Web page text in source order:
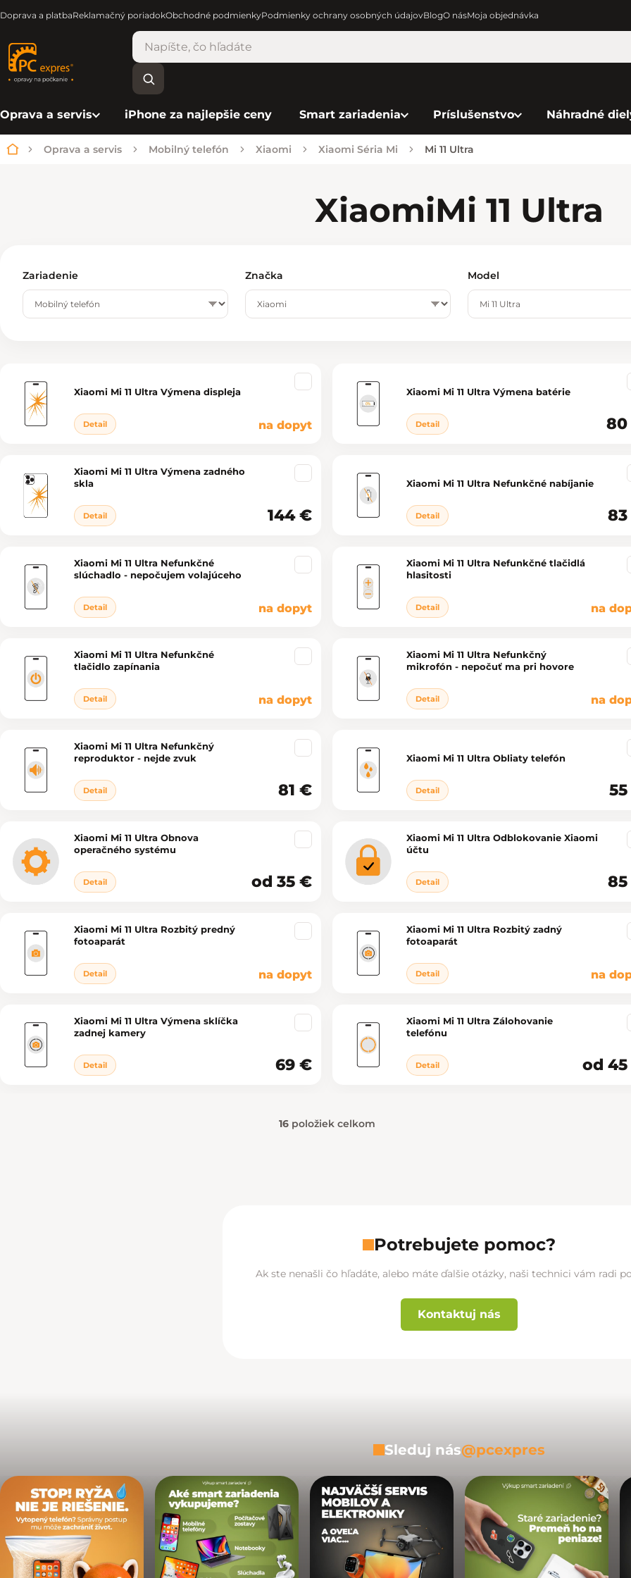
Doprava a platbaReklamačný poriadokObchodné podmienkyPodmienky ochrany osobných údajovBlogO násMoja objednávka
Oprava a servis iPhone za najlepšie ceny Smart zariadenia Príslušenstvo Náhradné
Domov
Oprava a servis Mobilný telefón Xiaomi Xiaomi Séria Mi Mi 11 Ultra
XiaomiMi 11 Ultra
Zariadenie Značka Model
Výpis produktov
Xiaomi Mi 11 Ultra Výmena displeja
Detail na dopyt
Xiaomi Mi 11 Ultra Výmena batérie
Detail
Xiaomi Mi 11 Ultra Výmena zadného
skla
Detail 144 €
Xiaomi Mi 11 Ultra Nefunkčné nabíjanie
Detail
Xiaomi Mi 11 Ultra Nefunkčné
slúchadlo - nepočujem volajúceho
Detail na dopyt
Xiaomi Mi 11 Ultra Nefunkčné tlačidlá
hlasitosti
Detail na
Xiaomi Mi 11 Ultra Nefunkčné
tlačidlo zapínania
Detail na dopyt
Xiaomi Mi 11 Ultra Nefunkčný
mikrofón - nepočuť ma pri hovore
Detail na
Xiaomi Mi 11 Ultra Nefunkčný
reproduktor - nejde zvuk
Detail 81 €
Xiaomi Mi 11 Ultra Obliaty telefón
Detail
Xiaomi Mi 11 Ultra Obnova
operačného systému
Detail od 35 €
Xiaomi Mi 11 Ultra Odblokovanie Xiaomi
účtu
Detail
Xiaomi Mi 11 Ultra Rozbitý predný
fotoaparát
Detail na dopyt
Xiaomi Mi 11 Ultra Rozbitý zadný
fotoaparát
Detail na
Xiaomi Mi 11 Ultra Výmena sklíčka
zadnej kamery
Detail 69 €
Xiaomi Mi 11 Ultra Zálohovanie
telefónu
Detail od
16položiek celkom
Potrebujete pomoc?
Ak ste nenašli čo hľadáte, alebo máte ďalšie otázky, naši technici vám radi
Kontaktuj nás
Sleduj nás@pcexpres